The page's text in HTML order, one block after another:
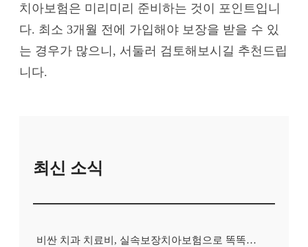
치아보험은 미리미리 준비하는 것이 포인트입니
다. 최소 3개월 전에 가입해야 보장을 받을 수 있
는 경우가 많으니, 서둘러 검토해보시길 추천드립
니다.
최신 소식
비싼 치과 치료비, 실속보장치아보험으로 똑똑하게 대비하는 방법